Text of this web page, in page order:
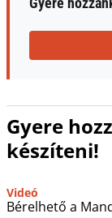
Gyere
készíteni!
Videó
Bérelhető a